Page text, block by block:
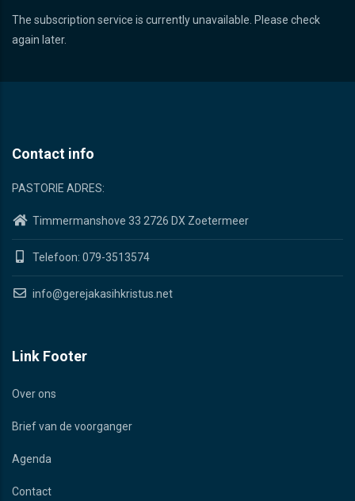
The subscription service is currently unavailable. Please check
again later.
Contact info
PASTORIE ADRES:
Timmermanshove 33 2726 DX Zoetermeer
Telefoon: 079-3513574
info@gerejakasihkristus.net
Link Footer
Over ons
Brief van de voorganger
Agenda
Contact